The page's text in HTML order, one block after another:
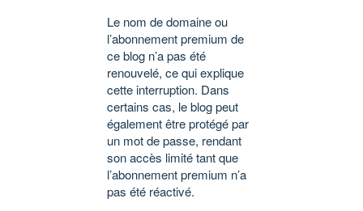
Le nom de domaine ou
l’abonnement premium de
ce blog n’a pas été
renouvelé, ce qui explique
cette interruption. Dans
certains cas, le blog peut
également être protégé par
un mot de passe, rendant
son accès limité tant que
l’abonnement premium n’a
pas été réactivé.